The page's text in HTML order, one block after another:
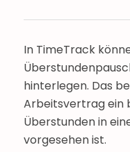
In TimeTrack
hinterlegen. Das
Arbeitsvertrag ein
Überstunden in
vorgesehen ist.